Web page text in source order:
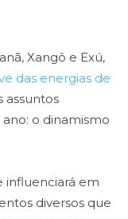
Xangô e Exú,
das energias de
assuntos
o dinamismo
influenciará em
diversos que